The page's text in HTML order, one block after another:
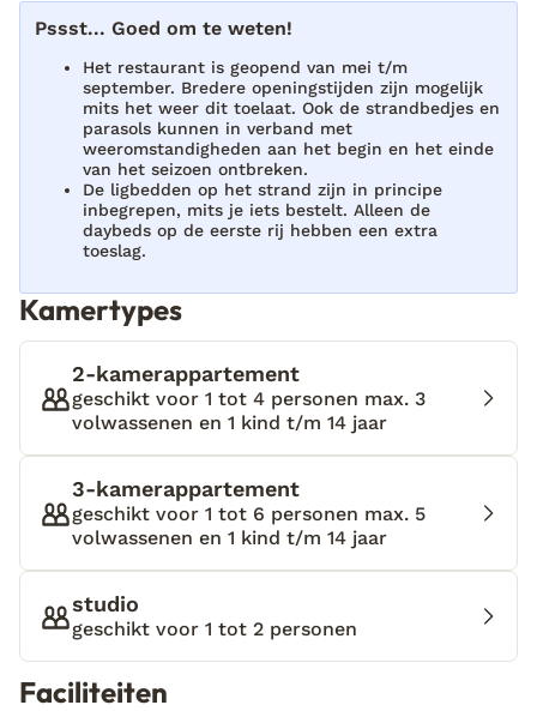
schuif ik aan bij restaurant Almy. Stratos begroet me
proberen.” Zijn enthousiasme is aanstekelijk, dus ik
zeg ja. Terwijl ik wacht, luister ik naar zachte Griekse
muziek en kijk ik hoe de lucht steeds roder kleurt.
Op dat moment weet ik: dit is mijn nieuwe favoriete
plek. Ellotis Beach is een kleinschalige
accommodatie direct aan het strand, waar rust en
gemak samenkomen. Het kleine zwembad met
en bij de bijbehorende taverna Almy geniet je de hele
dag van huisgemaakte Griekse gerechten. Ontbijt is
hier ook mogelijk. De ligging is ideaal: op 20 minuten
lopen van het gezellige Kalyves en een uurtje
wandelen van het iets grotere Almyrida. Een fijn
adres voor een ontspannen vakantie aan de kust van
Kreta.
Pssst... Goed om te weten!
Het restaurant is geopend van mei t/m
september. Bredere openingstijden zijn mogelijk
mits het weer dit toelaat. Ook de strandbedjes en
parasols kunnen in verband met
weeromstandigheden aan het begin en het einde
van het seizoen ontbreken.
De ligbedden op het strand zijn in principe
inbegrepen, mits je iets bestelt. Alleen de
daybeds op de eerste rij hebben een extra
toeslag.
Kamertypes
2-kamerappartement
geschikt voor 1 tot 4 personen max. 3
volwassenen en 1 kind t/m 14 jaar
3-kamerappartement
geschikt voor 1 tot 6 personen max. 5
volwassenen en 1 kind t/m 14 jaar
studio
geschikt voor 1 tot 2 personen
Faciliteiten